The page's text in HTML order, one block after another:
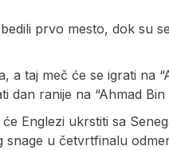
prvo mesto, dok su
taj meč će se igrati na
ranije na “Ahmad
Englezi ukrstiti sa
u četvrtfinalu